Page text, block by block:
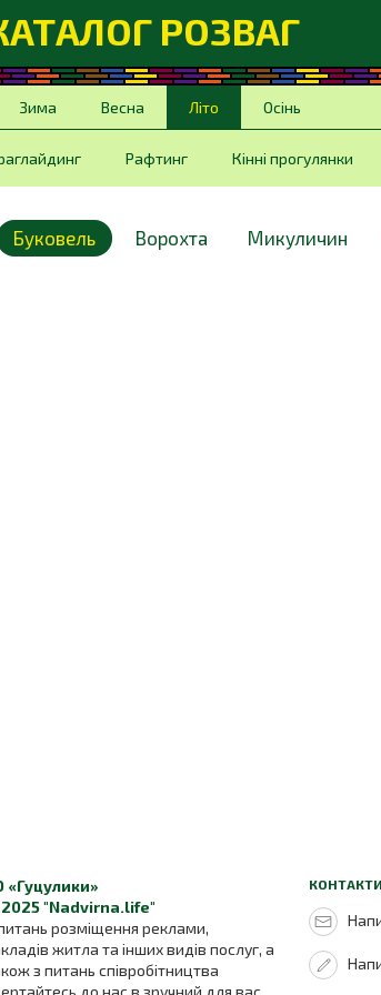
РОЗВАГ
Зима Весна Літо Осінь
Рафтинг Кінні прогулянки
Буковель Ворохта Микуличин
«Гуцулики»
"Nadvirna.life"
розміщення реклами,
житла та інших видів послуг, а
з питань співробітництва
КОНТАКТИ